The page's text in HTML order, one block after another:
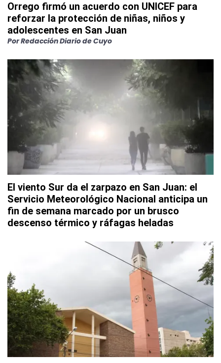
Orrego firmó un acuerdo con UNICEF para
reforzar la protección de niñas, niños y
adolescentes en San Juan
PorRedacción Diario de Cuyo
El viento Sur da el zarpazo en San Juan: el
Servicio Meteorológico Nacional anticipa un
fin de semana marcado por un brusco
descenso térmico y ráfagas heladas